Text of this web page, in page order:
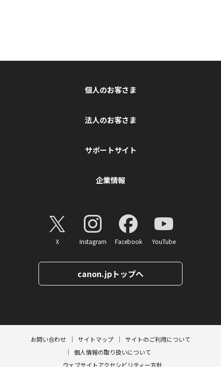
個人のお客さま
法人のお客さま
サポートサイト
企業情報
X Instagram Facebook YouTube
canon.jpトップへ
お問い合わせ サイトマップ
サイトのご利用について
個人情報の取り扱いについて
ウェブサイトアクセシビリティー方針